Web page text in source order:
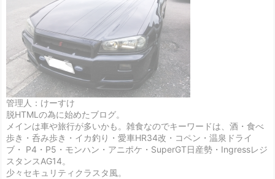
管理人：けーすけ
脱HTMLの為に始めたブログ。
メインは車や旅行が多いかも。雑食なのでキーワードは、酒・食べ
歩き・呑み歩き・イカ釣り・愛車HR34改・コペン・温泉ドライ
ブ・ P4・P5・モンハン・アニポケ・SuperGT日産勢・Ingressレジ
スタンスAG14。
少々セキュリティクラスタ風。